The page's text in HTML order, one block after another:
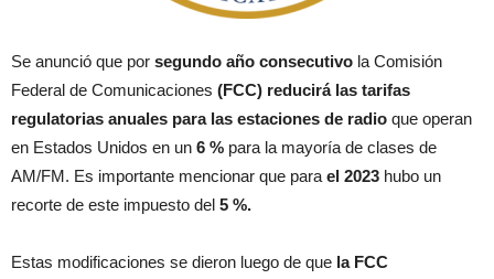
Se anunció que por segundo año consecutivo la Comisión
Federal de Comunicaciones (FCC) reducirá las tarifas
regulatorias anuales para las estaciones de radio que operan
en Estados Unidos en un 6 % para la mayoría de clases de
AM/FM. Es importante mencionar que para el 2023 hubo un
recorte de este impuesto del 5 %.
Estas modificaciones se dieron luego de que la FCC